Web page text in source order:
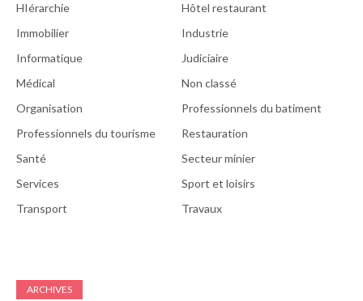
HIérarchie
Hôtel restaurant
Immobilier
Industrie
Informatique
Judiciaire
Médical
Non classé
Organisation
Professionnels du batiment
Professionnels du tourisme
Restauration
Santé
Secteur minier
Services
Sport et loisirs
Transport
Travaux
ARCHIVES